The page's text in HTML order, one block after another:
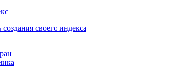
своего индекса